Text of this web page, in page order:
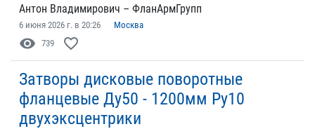
Антон Владимирович – ФланАрмГрупп
6 июня 2026 г. в 20:26 Москва
visibility 739 favorite_border
Затворы дисковые поворотные
фланцевые Ду50 - 1200мм Ру10
двухэксцентрики